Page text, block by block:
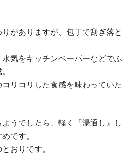
がありますが、包丁で刮ぎ落と
気をキッチンペーパーなどでふ
リコリした食感を味わっていた
うでしたら、軽く『湯通し』し
です。
おりです。